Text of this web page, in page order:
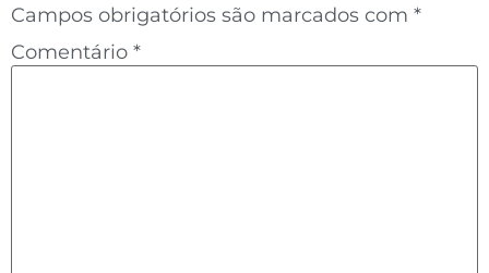
Campos obrigatórios são marcados com *
Comentário *